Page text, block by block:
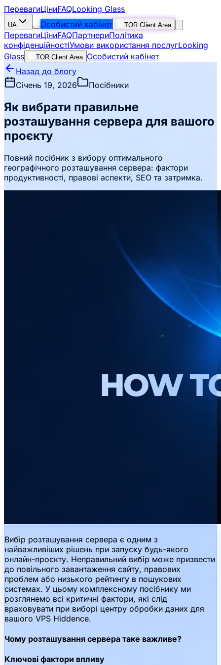
ПеревагиЦіниFAQLooking Glass
UA Особистий кабінет TOR Client Area
ПеревагиЦіниFAQПартнериПолітика
конфіденційностіУмови використання послугLooking
Glass
TOR Client Area Особистий кабінет
Назад до блогу
Січень 19, 2026
Посібники
Як вибрати правильне
розташування сервера для вашого
проєкту
Повний посібник з вибору оптимального
географічного розташування сервера: фактори
продуктивності, правові аспекти, SEO та затримка.
Вибір розташування сервера є одним з
найважливіших рішень при запуску будь-якого
онлайн-проєкту. Неправильний вибір може призвести
до повільного завантаження сайту, правових
проблем або низького рейтингу в пошукових
системах. У цьому комплексному посібнику ми
розглянемо всі критичні фактори, які слід
враховувати при виборі центру обробки даних для
вашого VPS Hiddence.
Чому розташування сервера таке важливе?
Ключові фактори впливу